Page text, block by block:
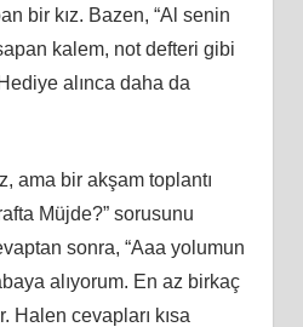
bir kız. Bazen, “Al senin
kalem, not defteri gibi
alınca daha da
ama bir akşam toplantı
Müjde?” sorusunu
sonra, “Aaa yolumun
alıyorum. En az birkaç
Halen cevapları kısa